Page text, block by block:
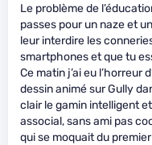
Le problème de
passes pour un naze et
leur interdire les
smartphones et que tu
Ce matin j’ai eu l’horreur
dessin animé sur Gully
clair le gamin intelligent
associal, sans ami pas
qui se moquait du